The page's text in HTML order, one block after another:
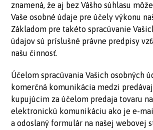
znamená, že aj bez Vášho súhlasu
Vaše osobné údaje pre účely výkonu
Základom pre takéto spracúvanie
údajov sú príslušné právne predpisy
našu činnosť.
Účelom spracúvania Vašich osobných
komerčná komunikácia medzi
kupujúcim za účelom predaja tovaru
elektronickú komunikáciu ako je e-
a odoslaný formulár na našej webovej